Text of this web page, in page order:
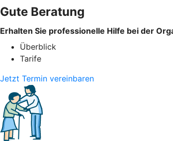
Gute Beratung
Erhalten Sie professionelle Hilfe bei der
Überblick
Tarife
Jetzt Termin vereinbaren